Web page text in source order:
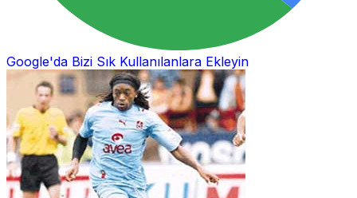
Google'da Bizi Sık Kullanılanlara Ekleyin